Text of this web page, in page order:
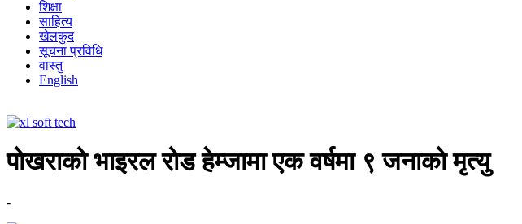
शिक्षा
साहित्य
खेलकुद
सूचना प्रविधि
वास्तु
English
पोखराको भाइरल रोड हेम्जामा एक वर्षमा ९ जनाको मृत्यु
-